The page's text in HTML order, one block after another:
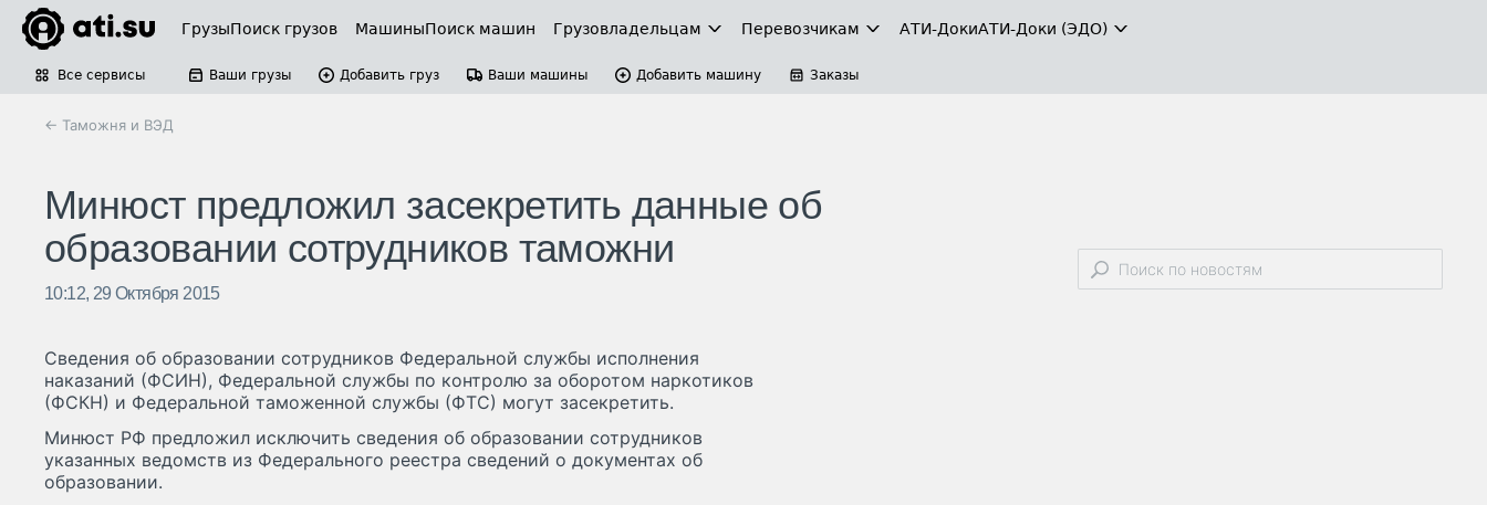
ГрузыПоиск грузов МашиныПоиск машин Грузовладельцам Перевозчикам АТИ-ДокиАТИ-Доки (ЭДО)
Все сервисы Ваши грузы Добавить груз Ваши машины Добавить машину Заказы
← Таможня и ВЭД
Минюст предложил засекретить данные об
образовании сотрудников таможни
10:12, 29 Октября 2015
Сведения об образовании сотрудников Федеральной службы исполнения
наказаний (ФСИН), Федеральной службы по контролю за оборотом наркотиков
(ФСКН) и Федеральной таможенной службы (ФТС) могут засекретить.
Минюст РФ предложил исключить сведения об образовании сотрудников
указанных ведомств из Федерального реестра сведений о документах об
образовании.